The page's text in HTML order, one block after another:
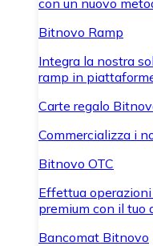
con un nuovo
Bitnovo Ramp
Integra la nostra
ramp in
Carte regalo
Commercializza i
Bitnovo OTC
Effettua
premium con il tuo
Bancomat Bitnovo